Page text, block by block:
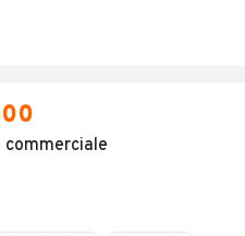
commerciale